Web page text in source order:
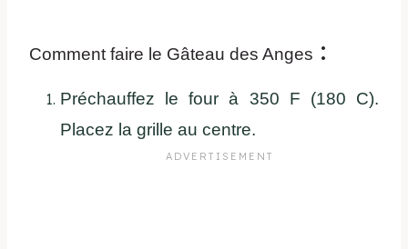
Comment faire le Gâteau des Anges :
Préchauffez le four à 350 F (180 C).
Placez la grille au centre.